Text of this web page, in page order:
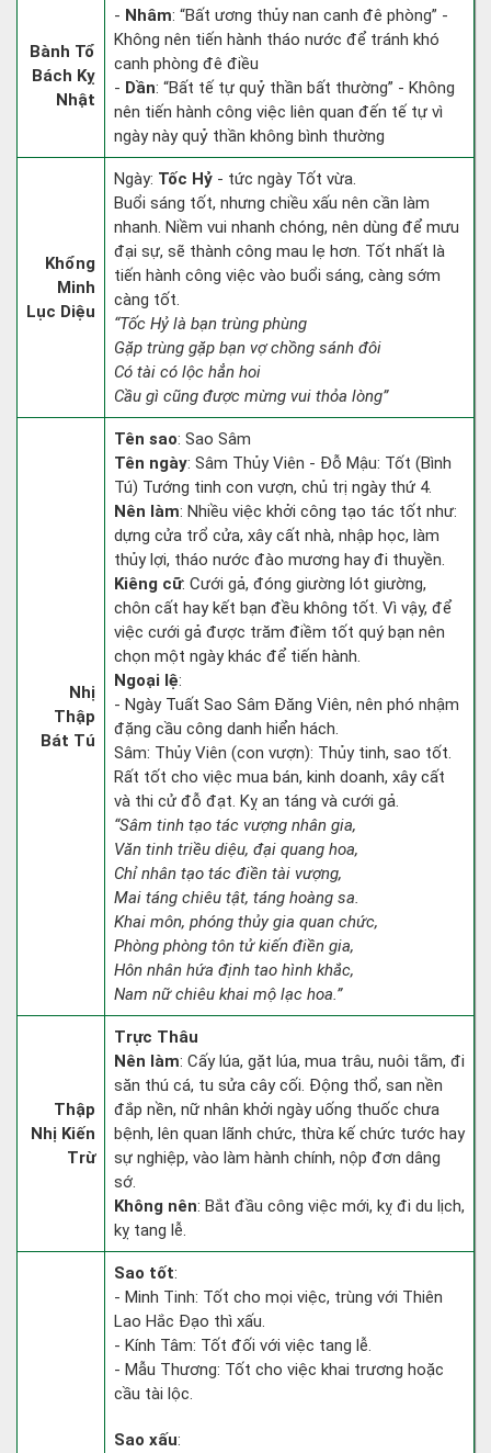
Bành Tổ
Bách Kỵ
Nhật
- Nhâm: “Bất ương thủy nan canh đê phòng” -
Không nên tiến hành tháo nước để tránh khó
canh phòng đê điều
- Dần: “Bất tế tự quỷ thần bất thường” - Không
nên tiến hành công việc liên quan đến tế tự vì
ngày này quỷ thần không bình thường
Khổng
Minh
Lục Diệu
Ngày: Tốc Hỷ - tức ngày Tốt vừa.
Buổi sáng tốt, nhưng chiều xấu nên cần làm
nhanh. Niềm vui nhanh chóng, nên dùng để mưu
đại sự, sẽ thành công mau lẹ hơn. Tốt nhất là
tiến hành công việc vào buổi sáng, càng sớm
càng tốt.
“Tốc Hỷ là bạn trùng phùng
Gặp trùng gặp bạn vợ chồng sánh đôi
Có tài có lộc hẳn hoi
Cầu gì cũng được mừng vui thỏa lòng”
Nhị
Thập
Bát Tú
Tên sao: Sao Sâm
Tên ngày: Sâm Thủy Viên - Đỗ Mậu: Tốt (Bình
Tú) Tướng tinh con vượn, chủ trị ngày thứ 4.
Nên làm: Nhiều việc khởi công tạo tác tốt như:
dựng cửa trổ cửa, xây cất nhà, nhập học, làm
thủy lợi, tháo nước đào mương hay đi thuyền.
Kiêng cữ: Cưới gả, đóng giường lót giường,
chôn cất hay kết bạn đều không tốt. Vì vậy, để
việc cưới gả được trăm điềm tốt quý bạn nên
chọn một ngày khác để tiến hành.
Ngoại lệ:
- Ngày Tuất Sao Sâm Đăng Viên, nên phó nhậm
đặng cầu công danh hiển hách.
Sâm: Thủy Viên (con vượn): Thủy tinh, sao tốt.
Rất tốt cho việc mua bán, kinh doanh, xây cất
và thi cử đỗ đạt. Kỵ an táng và cưới gả.
“Sâm tinh tạo tác vượng nhân gia,
Văn tinh triều diệu, đại quang hoa,
Chỉ nhân tạo tác điền tài vượng,
Mai táng chiêu tật, táng hoàng sa.
Khai môn, phóng thủy gia quan chức,
Phòng phòng tôn tử kiến điền gia,
Hôn nhân hứa định tao hình khắc,
Nam nữ chiêu khai mộ lạc hoa.”
Thập
Nhị Kiến
Trừ
Trực Thâu
Nên làm: Cấy lúa, gặt lúa, mua trâu, nuôi tằm, đi
săn thú cá, tu sửa cây cối. Động thổ, san nền
đắp nền, nữ nhân khởi ngày uống thuốc chưa
bệnh, lên quan lãnh chức, thừa kế chức tước hay
sự nghiệp, vào làm hành chính, nộp đơn dâng
sớ.
Không nên: Bắt đầu công việc mới, kỵ đi du lịch,
kỵ tang lễ.
Sao tốt:
- Minh Tinh: Tốt cho mọi việc, trùng với Thiên
Lao Hắc Đạo thì xấu.
- Kính Tâm: Tốt đối với việc tang lễ.
- Mẫu Thương: Tốt cho việc khai trương hoặc
cầu tài lộc.
Sao xấu: